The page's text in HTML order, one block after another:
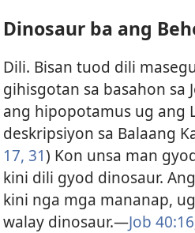
Dinosaur ba ang
Dili. Bisan tuod dili
gihisgotan sa basahon sa
ang hipopotamus ug ang
deskripsiyon sa Balaang
17, 31) Kon unsa man
kini dili gyod dinosaur.
kini nga mga mananap,
walay dinosaur.—Job